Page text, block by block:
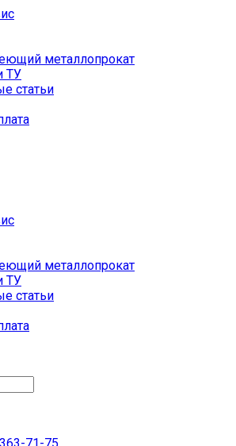
металлопрокат
ТУ
статьи
металлопрокат
ТУ
статьи